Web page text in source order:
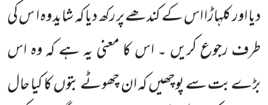
دیا اور کلہاڑا اس کے کندھے پر رکھ دیا کہ شاید وہ ا س کی
طرف رجوع کریں ۔ اس کا معنی یہ ہے کہ وہ اس
بڑے بت سے پوچھیں کہ ان چھوٹے بتوں کا کیا حال